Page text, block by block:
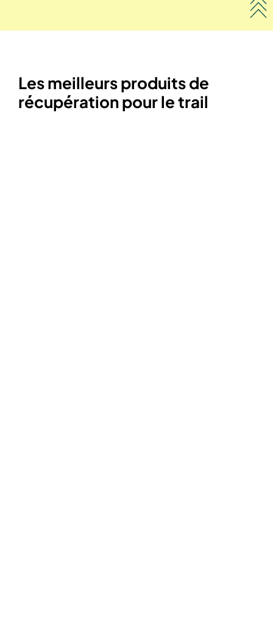
Les meilleurs produits de
récupération pour le trail